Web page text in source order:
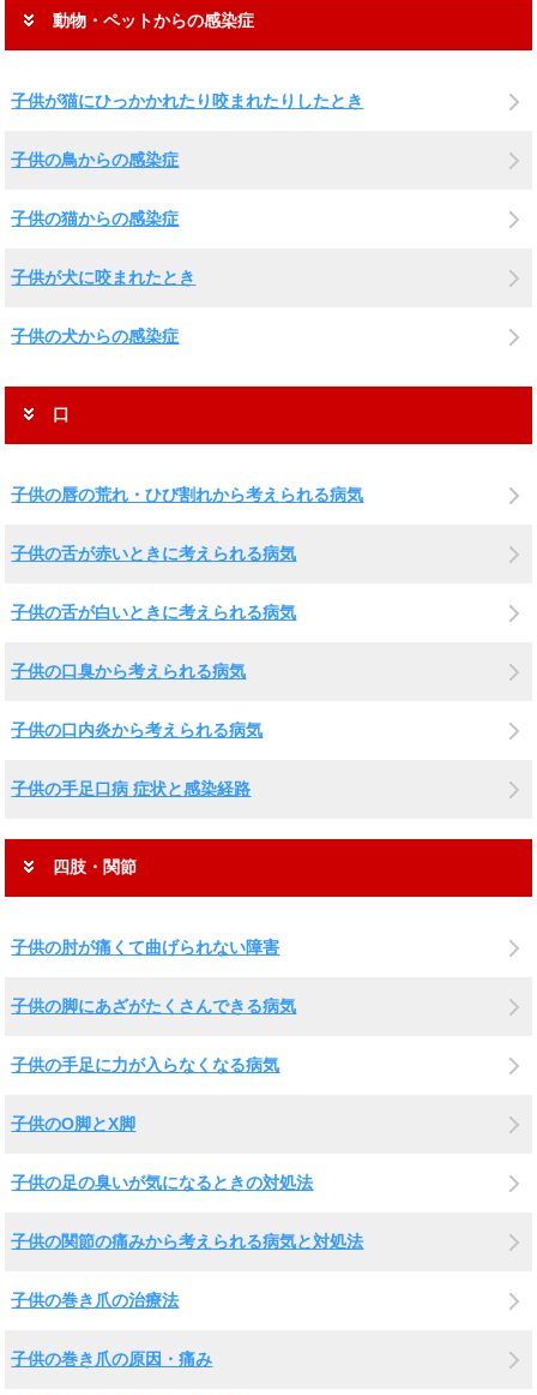
動物・ペットからの感染症
子供が猫にひっかかれたり咬まれたりしたとき
子供の鳥からの感染症
子供の猫からの感染症
子供が犬に咬まれたとき
子供の犬からの感染症
口
子供の唇の荒れ・ひび割れから考えられる病気
子供の舌が赤いときに考えられる病気
子供の舌が白いときに考えられる病気
子供の口臭から考えられる病気
子供の口内炎から考えられる病気
子供の手足口病 症状と感染経路
四肢・関節
子供の肘が痛くて曲げられない障害
子供の脚にあざがたくさんできる病気
子供の手足に力が入らなくなる病気
子供のO脚とX脚
子供の足の臭いが気になるときの対処法
子供の関節の痛みから考えられる病気と対処法
子供の巻き爪の治療法
子供の巻き爪の原因・痛み